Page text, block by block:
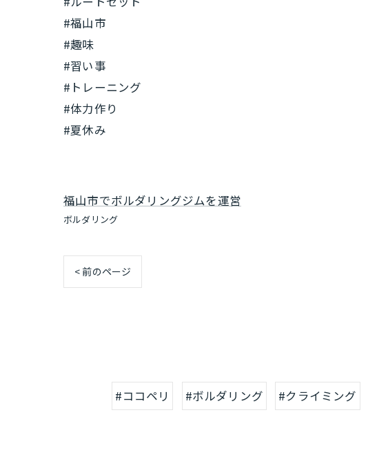
#福山市
#趣味
#習い事
#トレーニング
#体力作り
#夏休み
福山市でボルダリングジムを運営
ボルダリング
< 前のページ
#ココペリ #ボルダリング #クライミング